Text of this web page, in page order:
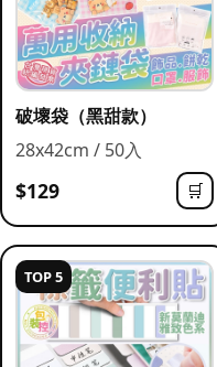
破壞袋（黑甜款）
28x42cm / 50入
$129 🛒
TOP 5